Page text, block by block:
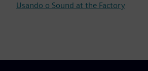
Usando o Sound at the Factory